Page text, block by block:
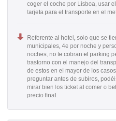
coger el coche por Lisboa, usar
tarjeta para el transporte en el
Referente al hotel, solo que se
municipales, 4e por noche y
noches, no te cobran el parking
trastorno con el manejo del
de estos en el mayor de los
preguntar antes de subiros,
mirar bien los ticket al comer o
precio final.